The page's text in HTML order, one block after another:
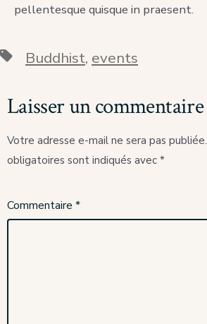
pellentesque quisque in praesent.
Étiquettes
Buddhist, events
Laisser un commentaire
Votre adresse e-mail ne sera pas publiée.
obligatoires sont indiqués avec *
Commentaire *